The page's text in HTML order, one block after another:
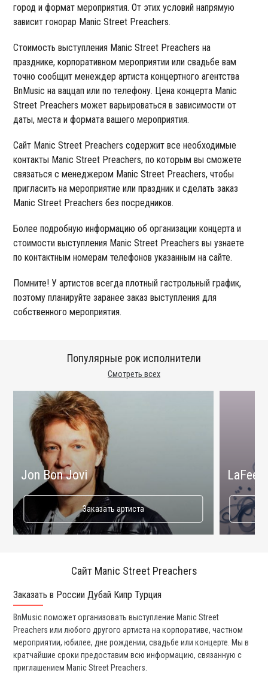
город и формат мероприятия. От этих условий напрямую
зависит гонорар Manic Street Preachers.
Стоимость выступления Manic Street Preachers на
празднике, корпоративном мероприятии или свадьбе вам
точно сообщит менеждер артиста концертного агентства
BnMusic на ваццап или по телефону. Цена концерта Manic
Street Preachers может варьироваться в зависимости от
даты, места и формата вашего мероприятия.
Сайт Manic Street Preachers содержит все необходимые
контакты Manic Street Preachers, по которым вы сможете
связаться с менеджером Manic Street Preachers, чтобы
пригласить на мероприятие или праздник и сделать заказ
Manic Street Preachers без посредников.
Более подробную информацию об организации концерта и
стоимости выступления Manic Street Preachers вы узнаете
по контактным номерам телефонов указанным на сайте.
Помните! У артистов всегда плотный гастрольный график,
поэтому планируйте заранее заказ выступления для
собственного мероприятия.
Смотреть всех
Популярные рок исполнители
Jon Bon Jovi
Заказать артиста
LaFee
Сайт Manic Street Preachers
Заказать в России Дубай Кипр Турция
BnMusic поможет организовать выступление Manic Street
Preachers или любого другого артиста на корпоративе, частном
мероприятии, юбилее, дне рождении, свадьбе или концерте. Мы в
кратчайшие сроки предоставим всю информацию, связанную с
приглашением Manic Street Preachers.